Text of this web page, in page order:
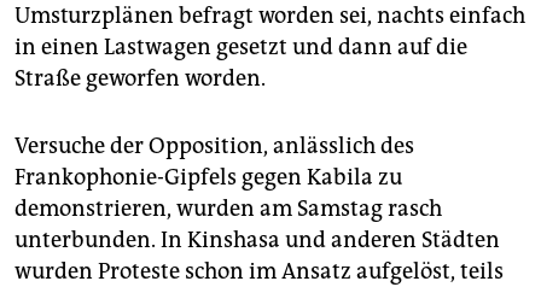
Umsturzplänen befragt worden sei, nachts einfach
in einen Lastwagen gesetzt und dann auf die
Straße geworfen worden.
Versuche der Opposition, anlässlich des
Frankophonie-Gipfels gegen Kabila zu
demonstrieren, wurden am Samstag rasch
unterbunden. In Kinshasa und anderen Städten
wurden Proteste schon im Ansatz aufgelöst, teils